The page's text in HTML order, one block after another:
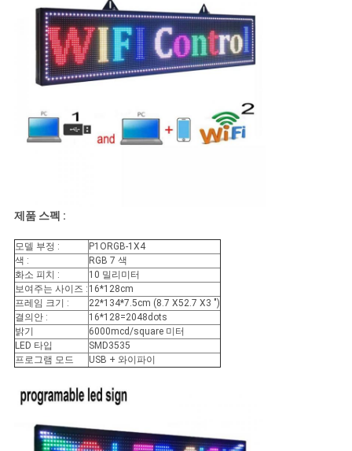
PRIVACY
제품 스펙 :
모델 부정 :
P1ORGB-1X4
색 :
RGB 7 색
화소 피치 :
10 밀리미터
보여주는 사이즈 : 16*128cm
프레임 크기 :
22*134*7.5cm (8.7 X52.7 X3 ")
결의안 :
16*128=2048dots
밝기
6000mcd/square 미터
LED 타입
SMD3535
프로그램 모드
USB + 와이파이